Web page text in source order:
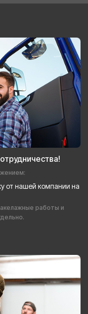
от нашей компании на
работы и